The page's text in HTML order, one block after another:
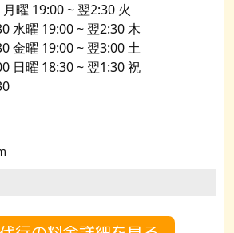
月曜 19:00 ~ 翌2:30 火
水曜 19:00 ~ 翌2:30 木
金曜 19:00 ~ 翌3:00 土
日曜 18:30 ~ 翌1:30 祝